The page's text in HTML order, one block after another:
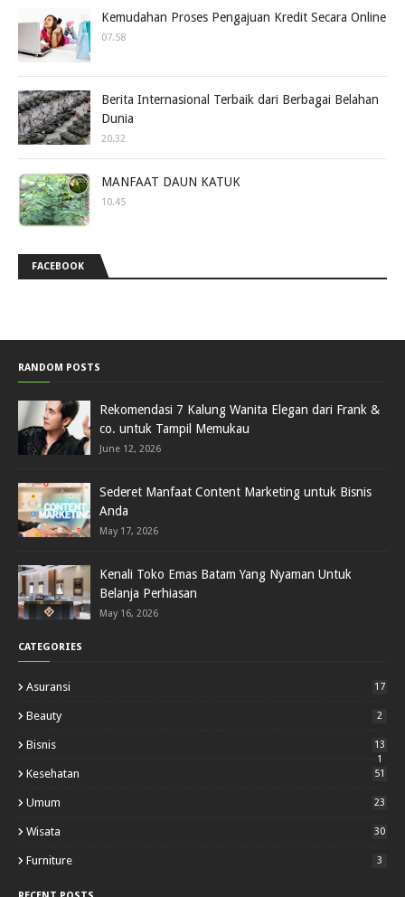
Kemudahan Proses Pengajuan Kredit Secara Online
07.58
Berita Internasional Terbaik dari Berbagai Belahan
Dunia
20.32
MANFAAT DAUN KATUK
10.45
FACEBOOK
RANDOM POSTS
Rekomendasi 7 Kalung Wanita Elegan dari Frank &
co. untuk Tampil Memukau
June 12, 2026
Sederet Manfaat Content Marketing untuk Bisnis
Anda
May 17, 2026
Kenali Toko Emas Batam Yang Nyaman Untuk
Belanja Perhiasan
May 16, 2026
CATEGORIES
Asuransi 17
Beauty 2
Bisnis
13
1
Kesehatan 51
Umum 23
Wisata 30
Furniture 3